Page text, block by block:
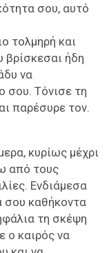
σου, αυτό
τολμηρή και
βρίσκεσαι ήδη
να
σου. Τόνισε τη
παρέσυρε τον.
κυρίως μέχρι
από τους
Ενδιάμεσα
σου καθήκοντα
τη σκέψη
ο καιρός να